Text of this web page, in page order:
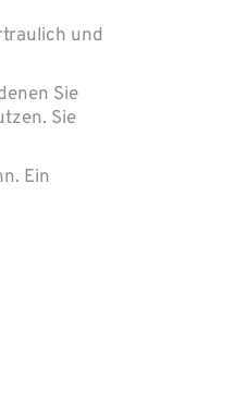
und
Sie
Sie
Ein